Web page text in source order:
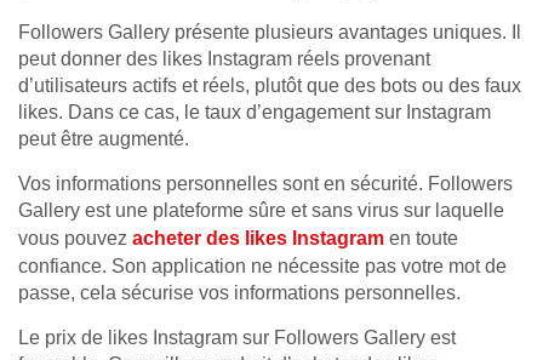
Followers Gallery présente plusieurs avantages uniques. Il
peut donner des likes Instagram réels provenant
d’utilisateurs actifs et réels, plutôt que des bots ou des faux
likes. Dans ce cas, le taux d’engagement sur Instagram
peut être augmenté.
Vos informations personnelles sont en sécurité. Followers
Gallery est une plateforme sûre et sans virus sur laquelle
vous pouvez acheter des likes Instagram en toute
confiance. Son application ne nécessite pas votre mot de
passe, cela sécurise vos informations personnelles.
Le prix de likes Instagram sur Followers Gallery est